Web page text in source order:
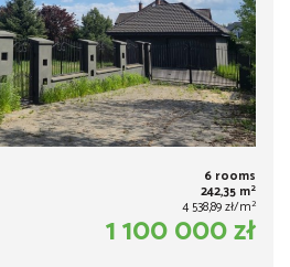
6 rooms
242,35 m2
4 538,89 zł/m2
1 100 000 zł